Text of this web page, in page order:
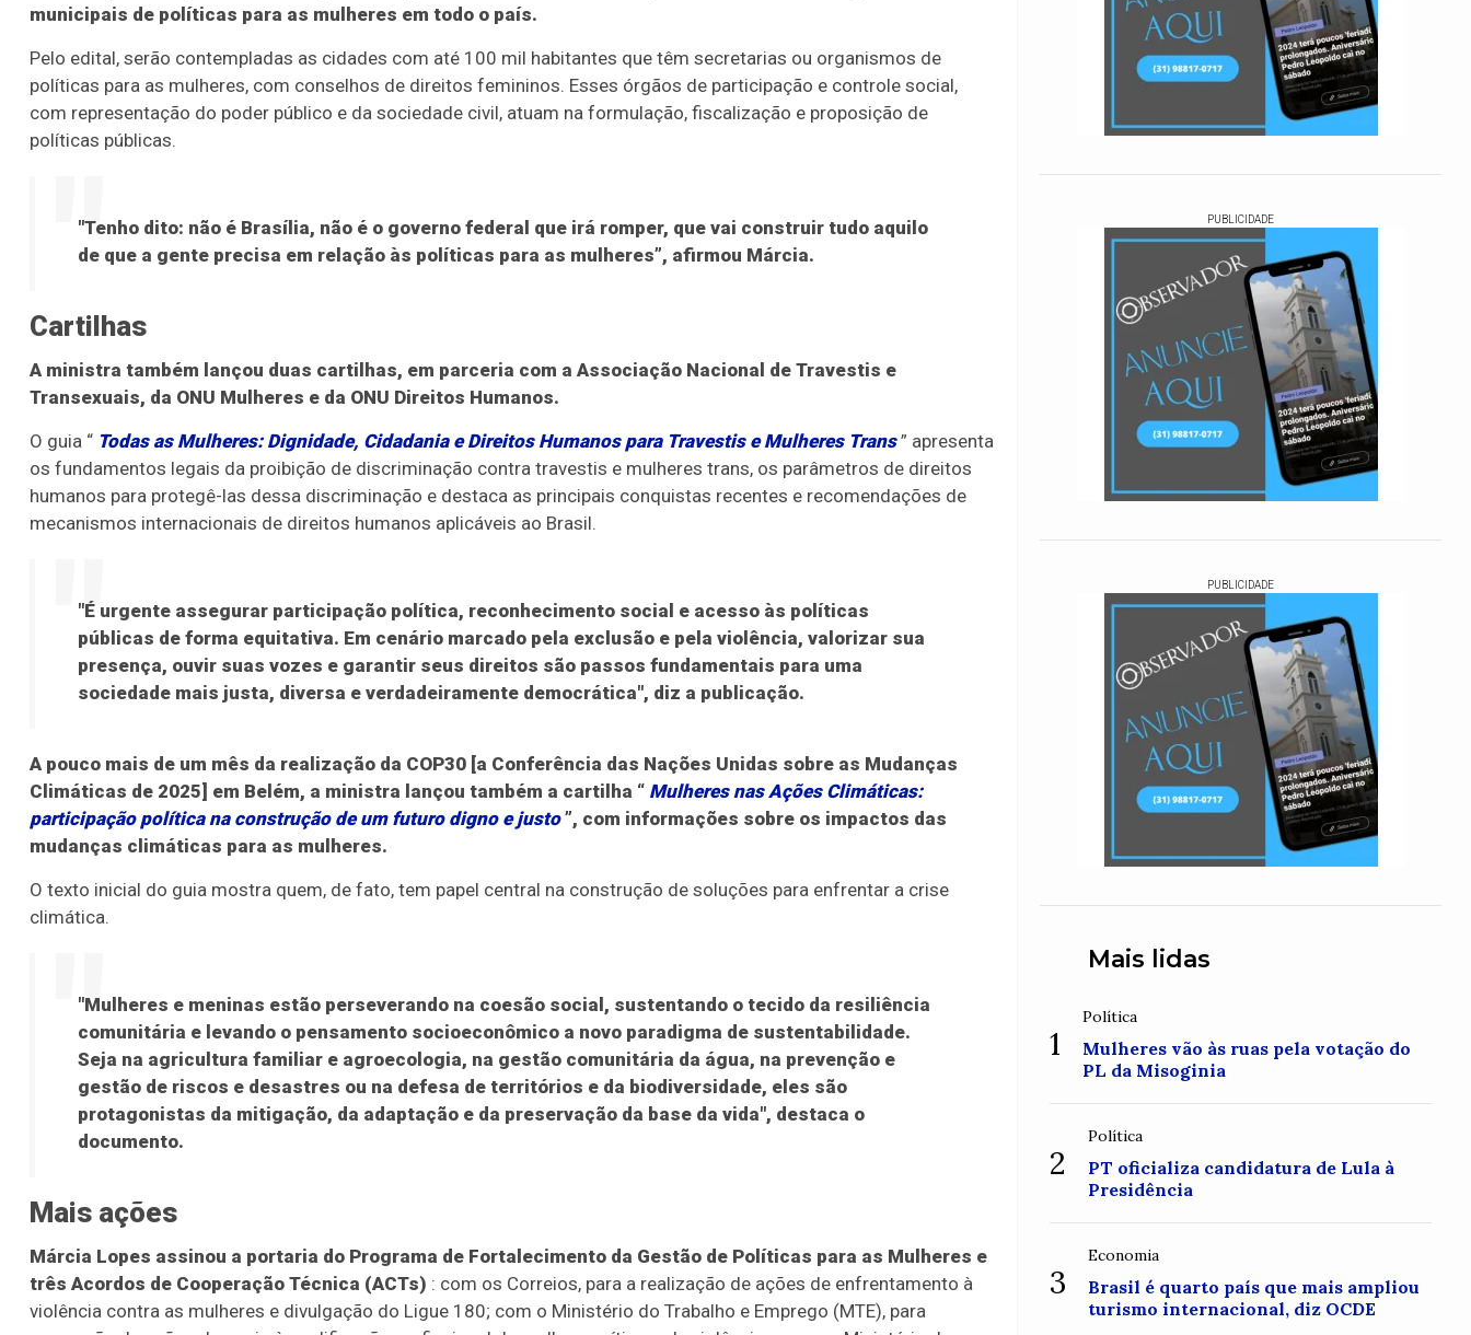
municipais de políticas para as mulheres em todo o país.
Pelo edital, serão contempladas as cidades com até 100 mil habitantes que têm secretarias ou organismos de
políticas para as mulheres, com conselhos de direitos femininos. Esses órgãos de participação e controle social,
com representação do poder público e da sociedade civil, atuam na formulação, fiscalização e proposição de
políticas públicas.
"Tenho dito: não é Brasília, não é o governo federal que irá romper, que vai construir tudo aquilo
de que a gente precisa em relação às políticas para as mulheres”, afirmou Márcia.
Cartilhas
A ministra também lançou duas cartilhas, em parceria com a Associação Nacional de Travestis e
Transexuais, da ONU Mulheres e da ONU Direitos Humanos.
O guia “ Todas as Mulheres: Dignidade, Cidadania e Direitos Humanos para Travestis e Mulheres Trans ” apresenta
os fundamentos legais da proibição de discriminação contra travestis e mulheres trans, os parâmetros de direitos
humanos para protegê-las dessa discriminação e destaca as principais conquistas recentes e recomendações de
mecanismos internacionais de direitos humanos aplicáveis ao Brasil.
"É urgente assegurar participação política, reconhecimento social e acesso às políticas
públicas de forma equitativa. Em cenário marcado pela exclusão e pela violência, valorizar sua
presença, ouvir suas vozes e garantir seus direitos são passos fundamentais para uma
sociedade mais justa, diversa e verdadeiramente democrática", diz a publicação.
A pouco mais de um mês da realização da COP30 [a Conferência das Nações Unidas sobre as Mudanças
Climáticas de 2025] em Belém, a ministra lançou também a cartilha “ Mulheres nas Ações Climáticas:
participação política na construção de um futuro digno e justo ”, com informações sobre os impactos das
mudanças climáticas para as mulheres.
O texto inicial do guia mostra quem, de fato, tem papel central na construção de soluções para enfrentar a crise
climática.
"Mulheres e meninas estão perseverando na coesão social, sustentando o tecido da resiliência
comunitária e levando o pensamento socioeconômico a novo paradigma de sustentabilidade.
Seja na agricultura familiar e agroecologia, na gestão comunitária da água, na prevenção e
gestão de riscos e desastres ou na defesa de territórios e da biodiversidade, eles são
protagonistas da mitigação, da adaptação e da preservação da base da vida", destaca o
documento.
Mais ações
Márcia Lopes assinou a portaria do Programa de Fortalecimento da Gestão de Políticas para as Mulheres e
três Acordos de Cooperação Técnica (ACTs) : com os Correios, para a realização de ações de enfrentamento à
violência contra as mulheres e divulgação do Ligue 180; com o Ministério do Trabalho e Emprego (MTE), para
PUBLICIDADE
PUBLICIDADE
Mais lidas
1
Política
Mulheres vão às ruas pela votação do
PL da Misoginia
2
Política
PT oficializa candidatura de Lula à
Presidência
3
Economia
Brasil é quarto país que mais ampliou
turismo internacional, diz OCDE